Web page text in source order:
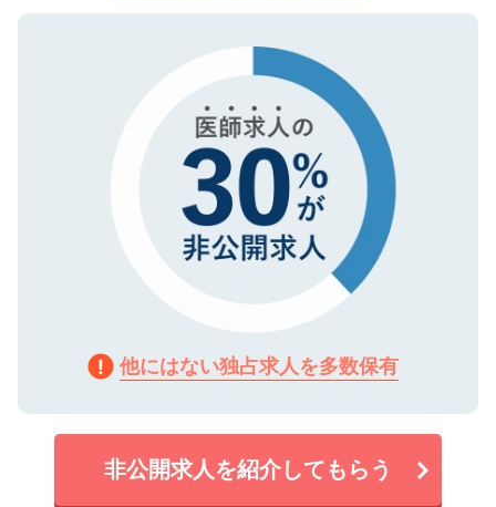
で、機密保持に関してもご安心ください。
ので、まずはご登録ください。
他にはない独占求人を多数保有
非公開求人を紹介してもらう